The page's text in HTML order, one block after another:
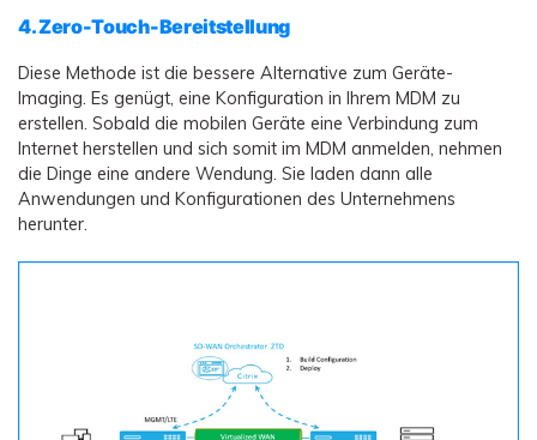
4. Zero-Touch-Bereitstellung
Diese Methode ist die bessere Alternative zum Geräte-
Imaging. Es genügt, eine Konfiguration in Ihrem MDM zu
erstellen. Sobald die mobilen Geräte eine Verbindung zum
Internet herstellen und sich somit im MDM anmelden, nehmen
die Dinge eine andere Wendung. Sie laden dann alle
Anwendungen und Konfigurationen des Unternehmens
herunter.